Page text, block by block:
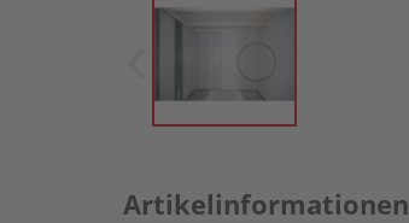
Artikelinformationen